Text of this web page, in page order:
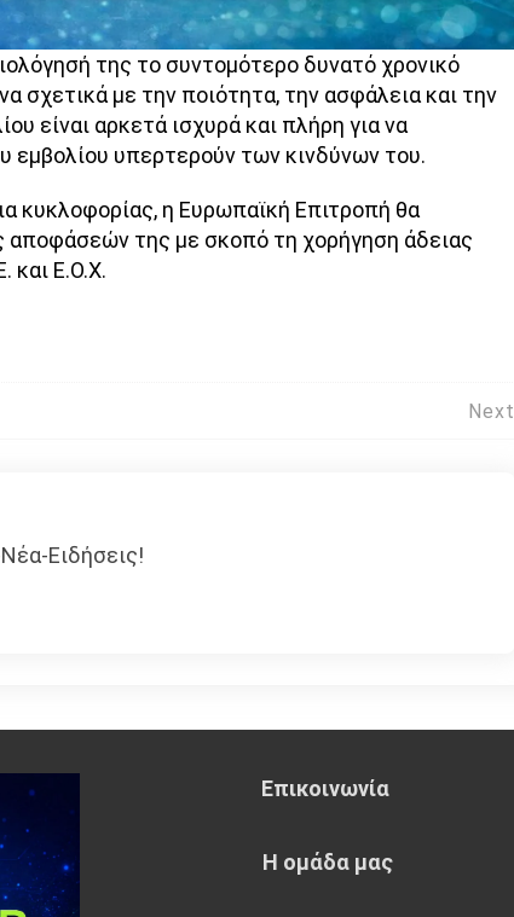
της το συντομότερο δυνατό χρονικό
σχετικά με την ποιότητα, την ασφάλεια και την
είναι αρκετά ισχυρά και πλήρη για να
εμβολίου υπερτερούν των κινδύνων του.
κυκλοφορίας, η Ευρωπαϊκή Επιτροπή θα
αποφάσεών της με σκοπό τη χορήγηση άδειας
και Ε.Ο.Χ.
Next
Ειδήσεις!
Επικοινωνία
Η ομάδα μας